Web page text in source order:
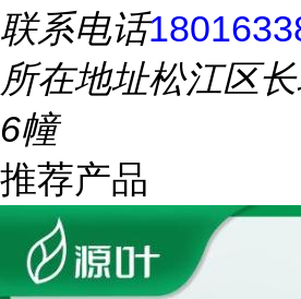
联系电话
所在地址松江区
6幢
推荐产品